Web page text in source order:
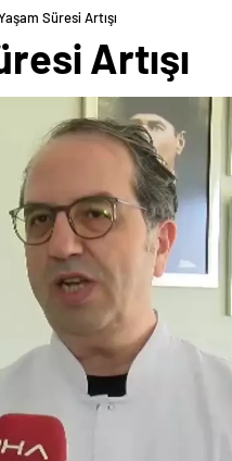
Süresi Artışı
Artışı